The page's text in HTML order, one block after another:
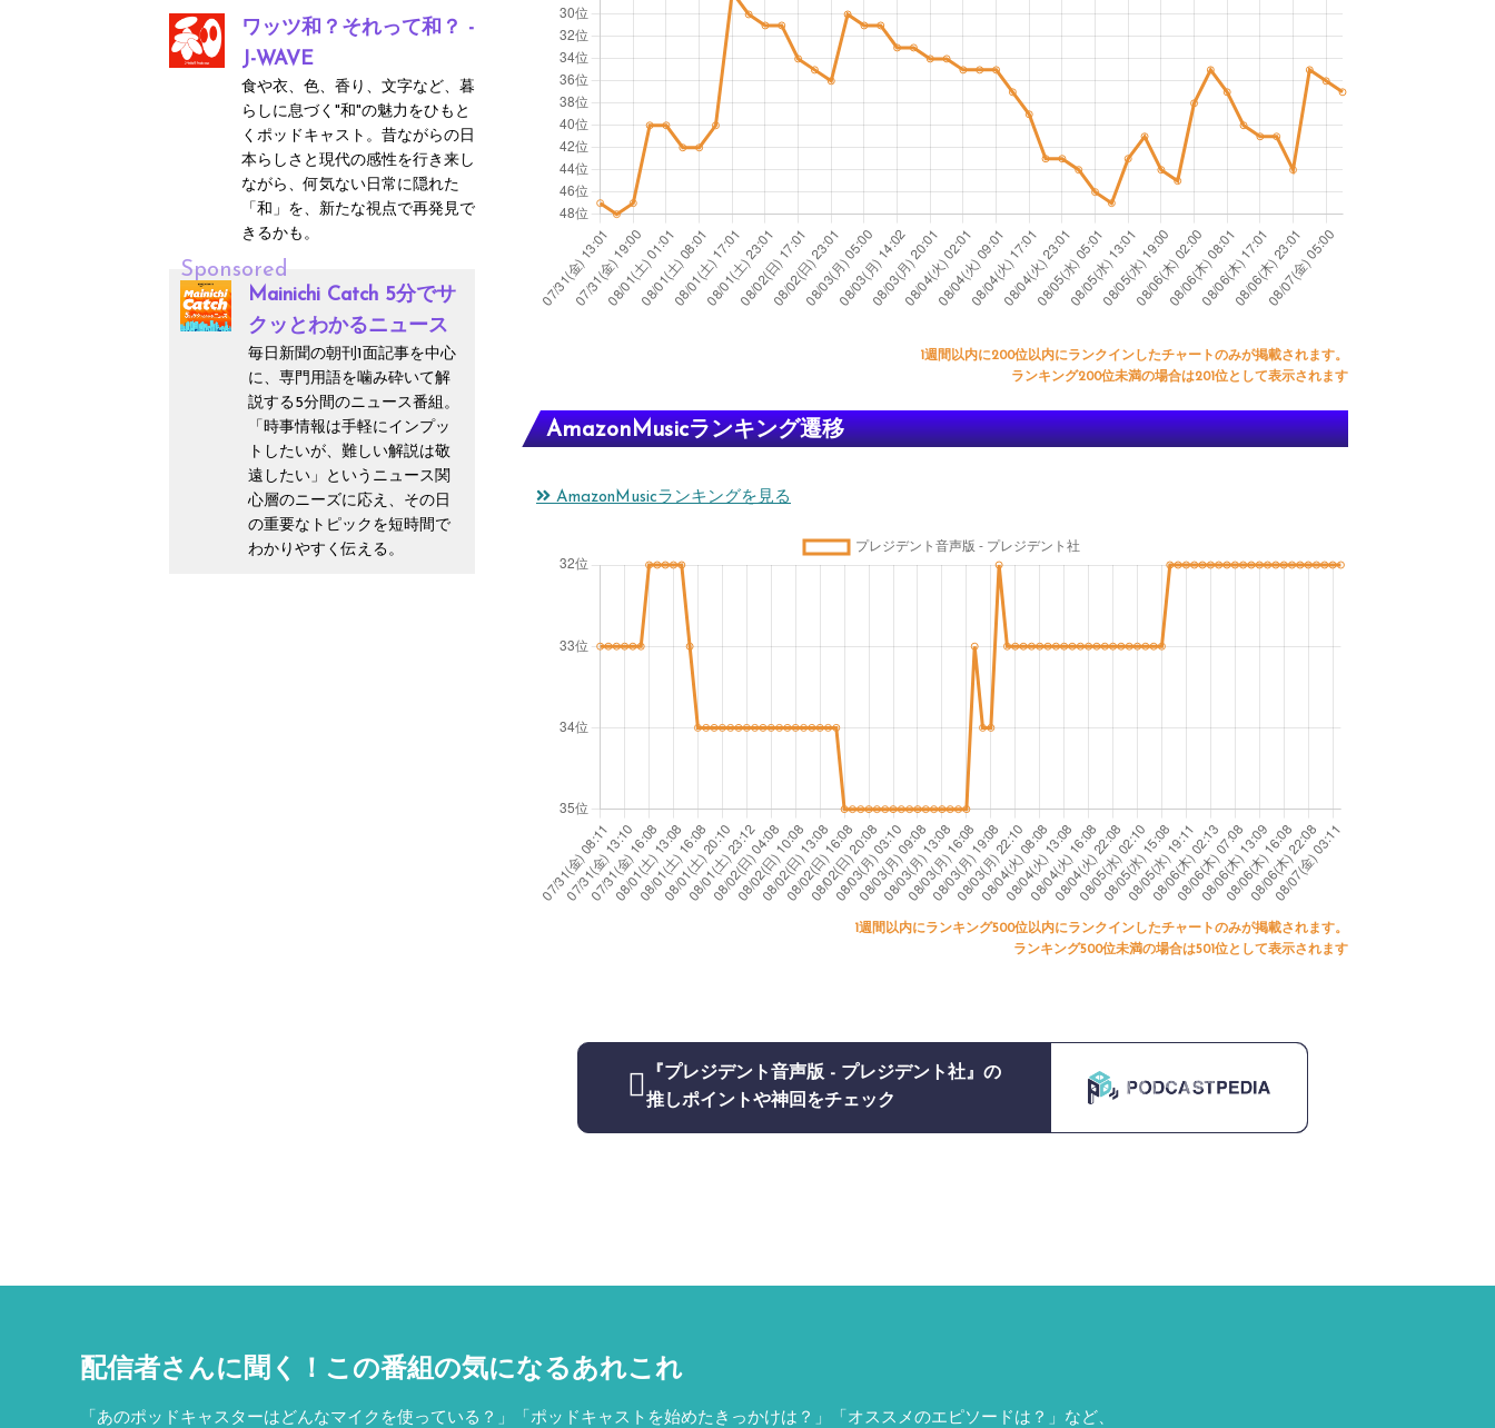
ワッツ和？それって和？ -
J-WAVE
食や衣、色、香り、文字など、暮
らしに息づく"和"の魅力をひもと
くポッドキャスト。昔ながらの日
本らしさと現代の感性を行き来し
ながら、何気ない日常に隠れた
「和」を、新たな視点で再発見で
きるかも。
Sponsored
Mainichi Catch 5分でサ
クッとわかるニュース
毎日新聞の朝刊1面記事を中心
に、専門用語を噛み砕いて解
説する5分間のニュース番組。
「時事情報は手軽にインプッ
トしたいが、難しい解説は敬
遠したい」というニュース関
心層のニーズに応え、その日
の重要なトピックを短時間で
わかりやすく伝える。
1週間以内に200位以内にランクインしたチャートのみが掲載されます。
ランキング200位未満の場合は201位として表示されます
AmazonMusicランキング遷移
AmazonMusicランキングを見る
1週間以内にランキング500位以内にランクインしたチャートのみが掲載されます。
ランキング500位未満の場合は501位として表示されます
『プレジデント音声版 - プレジデント社』の
推しポイントや神回をチェック
配信者さんに聞く！ この番組の気になるあれこれ
「あのポッドキャスターはどんなマイクを使っている？」「ポッドキャストを始めたきっかけは？」「オススメのエピソードは？」など、